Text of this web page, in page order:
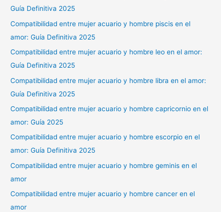
Guía Definitiva 2025
Compatibilidad entre mujer acuario y hombre piscis en el
amor: Guía Definitiva 2025
Compatibilidad entre mujer acuario y hombre leo en el amor:
Guía Definitiva 2025
Compatibilidad entre mujer acuario y hombre libra en el amor:
Guía Definitiva 2025
Compatibilidad entre mujer acuario y hombre capricornio en el
amor: Guía 2025
Compatibilidad entre mujer acuario y hombre escorpio en el
amor: Guía Definitiva 2025
Compatibilidad entre mujer acuario y hombre geminis en el
amor
Compatibilidad entre mujer acuario y hombre cancer en el
amor